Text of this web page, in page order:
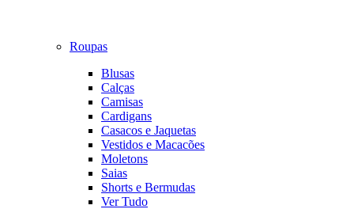
Roupas
Blusas
Calças
Camisas
Cardigans
Casacos e Jaquetas
Vestidos e Macacões
Moletons
Saias
Shorts e Bermudas
Ver Tudo